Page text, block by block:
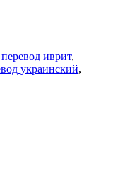
перевод иврит,
украинский,